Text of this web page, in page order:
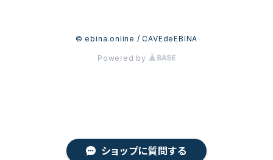
ショップに質問する
© ebina.online / CAVEdeEBINA
Powered by